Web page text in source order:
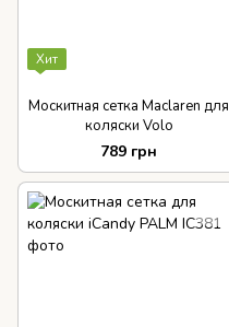
Хит
Москитная сетка Maclaren для
коляски Volo
789 грн